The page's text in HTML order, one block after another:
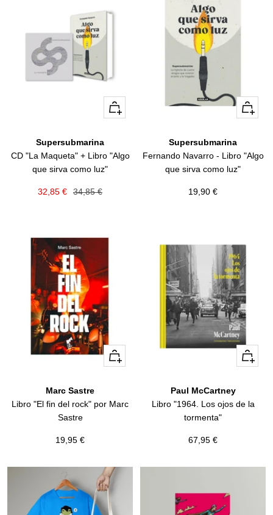
+
Añadir
Supersubmarina
CD "La Maqueta" + Libro "Algo
que sirva como luz"
Precio
32,85 €
Precio
34,85 €
+
Añadir
Supersubmarina
Fernando Navarro - Libro "Algo
que sirva como luz"
Precio
19,90 €
+
Añadir
Marc Sastre
Libro "El fin del rock" por Marc
Sastre
Precio
venta
19,95 €
+
Añadir
Paul McCartney
Libro "1964. Los ojos de la
tormenta"
Precio
venta
67,95 €